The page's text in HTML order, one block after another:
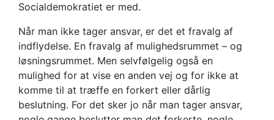
Socialdemokratiet er med.
Når man ikke tager ansvar, er det et fravalg af
indflydelse. En fravalg af mulighedsrummet – og
løsningsrummet. Men selvfølgelig også en
mulighed for at vise en anden vej og for ikke at
komme til at træffe en forkert eller dårlig
beslutning. For det sker jo når man tager ansvar,